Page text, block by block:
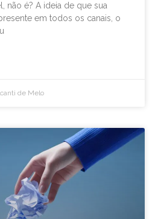
não é? A ideia de que sua
em todos os canais, o
de Melo